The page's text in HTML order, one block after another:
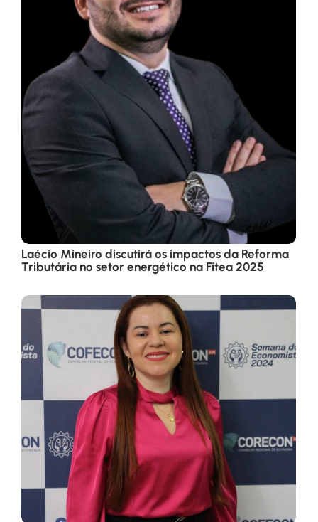
Laécio Mineiro discutirá os impactos da Reforma
Tributária no setor energético na Fitea 2025